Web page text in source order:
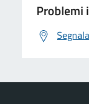
Problemi